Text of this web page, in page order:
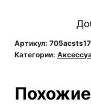
50х70см
|
Артикул:
Категории: